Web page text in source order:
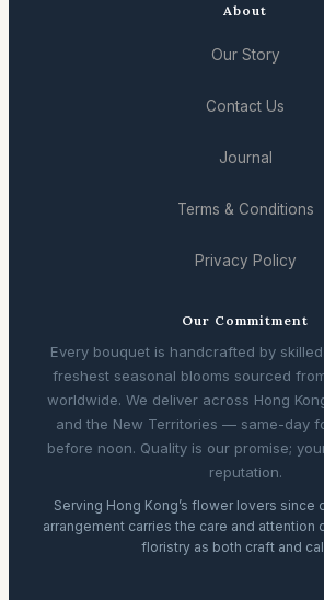
About
Our Story
Contact Us
Journal
Terms & Conditions
Privacy Policy
Our Commitment
Every bouquet is handcrafted by
freshest seasonal blooms sourced
worldwide. We deliver across Hong
and the New Territories — same-day
before noon. Quality is our promise;
reputation.
Serving Hong Kong’s flower lovers since
arrangement carries the care and attention
floristry as both craft and